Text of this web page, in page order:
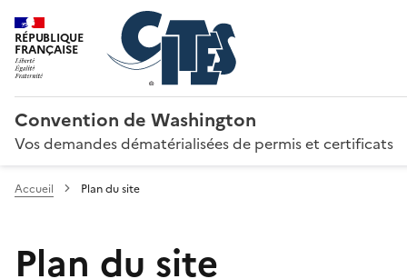
RÉPUBLIQUE
FRANÇAISE
Convention de Washington
Vos demandes dématérialisées de permis et certificats
Accueil Plan du site
Plan du site